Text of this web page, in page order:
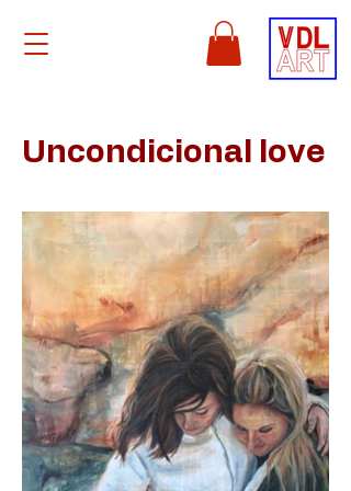
Uncondicional love